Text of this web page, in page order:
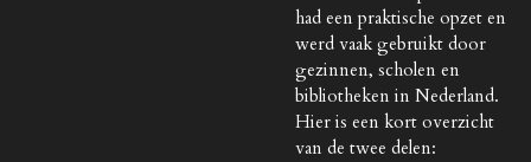
had een praktische opzet en
werd vaak gebruikt door
gezinnen, scholen en
bibliotheken in Nederland.
Hier is een kort overzicht
van de twee delen: